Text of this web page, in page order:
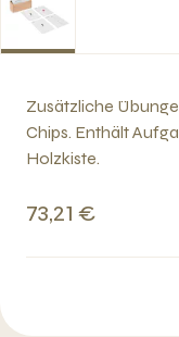
Zusätzliche
Chips. Enthält
Holzkiste.
73,21 €